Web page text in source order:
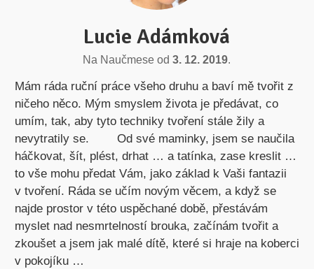
Lucie Adámková
Na Naučmese od3. 12. 2019.
Mám ráda ruční práce všeho druhu a baví mě tvořit z
ničeho něco. Mým smyslem života je předávat, co
umím, tak, aby tyto techniky tvoření stále žily a
nevytratily se. Od své maminky, jsem se naučila
háčkovat, šít, plést, drhat … a tatínka, zase kreslit …
to vše mohu předat Vám, jako základ k Vaši fantazii
v tvoření. Ráda se učím novým věcem, a když se
najde prostor v této uspěchané době, přestávám
myslet nad nesmrtelností brouka, začínám tvořit a
zkoušet a jsem jak malé dítě, které si hraje na koberci
v pokojíku …